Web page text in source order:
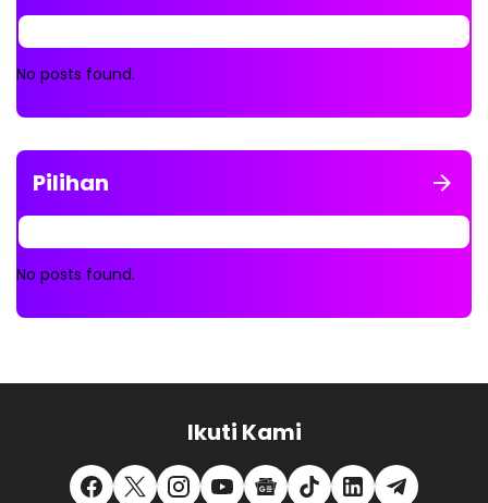
No posts found.
Pilihan
No posts found.
Ikuti Kami